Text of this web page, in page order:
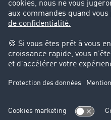
Mentions légales
Protection des données
Cookie-Einstellungen
Support